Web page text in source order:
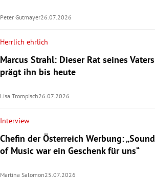
Peter Gutmayer26.07.2026
Herrlich ehrlich
Marcus Strahl: Dieser Rat seines Vaters
prägt ihn bis heute
Lisa Trompisch26.07.2026
Interview
Chefin der Österreich Werbung: „Sound
of Music war ein Geschenk für uns“
Martina Salomon25.07.2026